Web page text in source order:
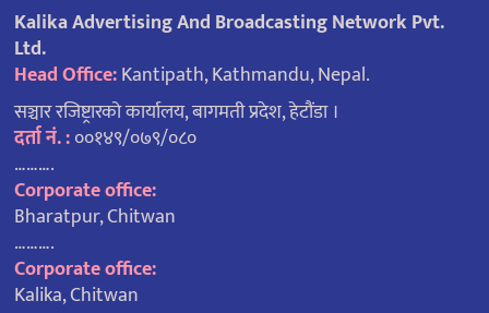
Kalika Advertising And Broadcasting Network Pvt.
Ltd.
Head Office:Kantipath, Kathmandu, Nepal.
सञ्चार रजिष्ट्रारको कार्यालय, बागमती प्रदेश, हेटौंडा ।
दर्ता नं. :००१४९/०७९/०८०
……….
Corporate office:
Bharatpur, Chitwan
……….
Corporate office:
Kalika, Chitwan